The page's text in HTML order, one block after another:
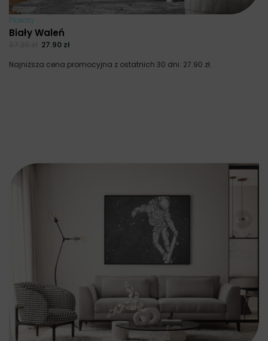
Plakaty
Biały Waleń
27.90 zł
Najniższa cena promocyjna z ostatnich 30 dni: 27.90 zł.